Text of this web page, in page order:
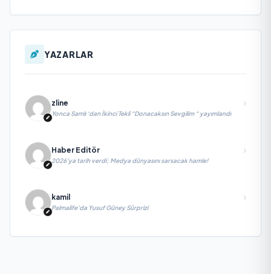
YAZARLAR
zline
Yonca Samlı ‘dan İkinci Tekli “Donacaksın Sevgilim “ yayımlandı
Haber Editör
2026’ya tarih verdi; Medya dünyasını sarsacak hamle!
kamil
Palmalife’da Yusuf Güney Sürprizi